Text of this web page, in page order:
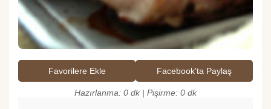
Favorilere Ekle Facebook'ta Paylaş
Hazırlanma: 0 dk | Pişirme: 0 dk